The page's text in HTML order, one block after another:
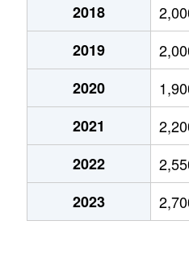
2,100万
900万円
700万円
380万円
2,900万
1,700万
2018
2019
2020
2021
2022
2023